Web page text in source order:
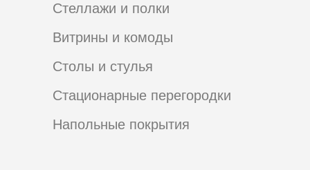
Столы и стулья
Витрины и комоды
Стеллажи и полки
Стационарные перегородки
Напольные покрытия